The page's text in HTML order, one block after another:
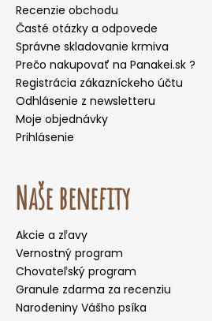
Recenzie obchodu
Časté otázky a odpovede
Správne skladovanie krmiva
Prečo nakupovať na Panakei.sk ?
Registrácia zákazníckeho účtu
Odhlásenie z newsletteru
Moje objednávky
Prihlásenie
Naše benefity
Akcie a zľavy
Vernostný program
Chovateľský program
Granule zdarma za recenziu
Narodeniny Vášho psíka